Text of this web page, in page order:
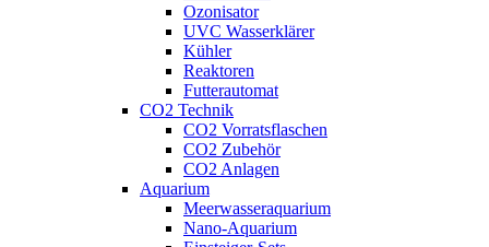
Ozonisator
UVC Wasserklärer
Kühler
Reaktoren
Futterautomat
CO2 Technik
CO2 Vorratsflaschen
CO2 Zubehör
CO2 Anlagen
Aquarium
Meerwasseraquarium
Nano-Aquarium